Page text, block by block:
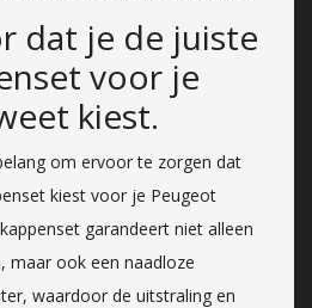
dat je de juiste
voor je
kiest.
om ervoor te zorgen dat
kiest voor je Peugeot
garandeert niet alleen
maar ook een naadloze
waardoor de uitstraling en